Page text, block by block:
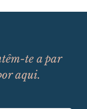
te a par
aqui.